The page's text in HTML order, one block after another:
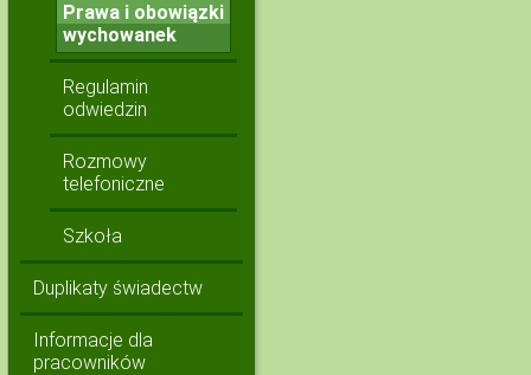
Prawa i obowiązki
wychowanek
Regulamin
odwiedzin
Rozmowy
telefoniczne
Szkoła
Duplikaty świadectw
Informacje dla
pracowników